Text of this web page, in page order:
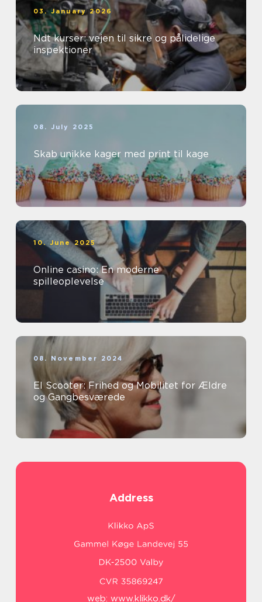
03. January 2026
Ndt kurser: vejen til sikre og pålidelige
inspektioner
08. July 2025
Skab unikke kager med print til kage
10. June 2025
Online casino: En moderne
spilleoplevelse
08. November 2024
El Scooter: Frihed og Mobilitet for Ældre
og Gangbesværede
Address
web: www.klikko.dk/